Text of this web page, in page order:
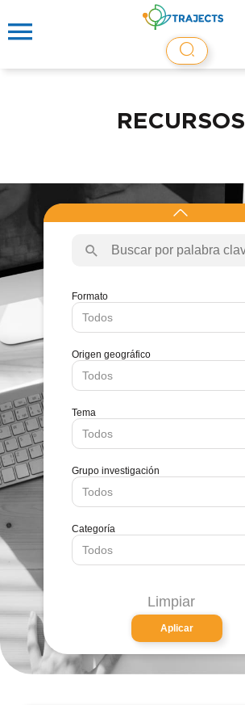
RECURSOS
Formato
Origen geográfico
Tema
Grupo investigación
Categoría
Limpiar
Aplicar